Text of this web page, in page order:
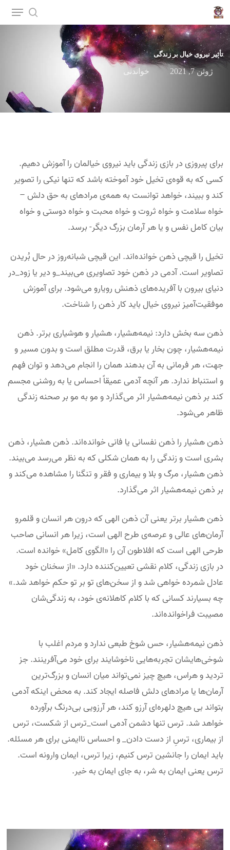
تأثیر نیروی خیال بر زندگی
ژوئن 7, 2021 خواندنی
برای پیروزی در بازی زندگی باید نیروی خیالمان را آموزش دهیم.
کسی که به قوه‎‌ی تخیل خود آموخته باشد که تنها نیکی را تصویر
کند و ببیند، خواهد توانست به همه‌ی مرادهای به حق دلش –
خواه سلامت و خواه ثروت و خواه محبت و خواه دوستی و خواه
بیان کامل نفس و یا هر آرمان بزرگ دیگر- برسد.
تخیل را قیچی ذهن خوانده‌اند. این قیچی شبانه‌روز در حال بُریدن
تصاویر است. آدمی در ذهن خود تصاویری می‌بیند_و دیر یا زود_در
دنیای بیرون با آفریده‌های ذهنش رویارو می‌شود. برای آموزش
موفقیت‌آمیز نیروی خیال باید کار ذهن را شناخت.
ذهن سه بخش دارد: نیمه‌هشیار، هشیار و هوشیاری برتر. ذهن
نیمه‌هشیار، چون بخار یا برق، قدرت مطلق است و بدون مسیر و
جهت، هر فرمانی به آن بدهند همان را انجام می‌دهد و توان فهم
و استنباط ندارد. هر آنچه آدمی عمیقاً احساس یا به روشنی مجسم
کند بر ذهن نیمه‌هشیار اثر می‌گذارد و مو به مو بر صحنه زندگی
ظاهر می‌شود.
ذهن هشیار را ذهن نفسانی یا فانی خوانده‌اند. ذهن هشیار، ذهن
بشری است و زندگی را به همان شکلی که به نظر می‌رسد می‌بیند.
ذهن هشیار، مرگ و بلا و بیماری و فقر و تنگنا را مشاهده می‌کند و
بر ذهن نیمه‌هشیار اثر می‌گذارد.
ذهن هشیار برتر یعنی آن ذهن الهی که درون هر انسان و قلمرو
آرمان‌های عالی و عرصه‌ی طرح الهی است، زیرا هر انسانی صاحب
طرحی الهی است که افلاطون آن را «الگوی کامل» خوانده است.
در بازی زندگی، کلام نقشی تعیین‌کننده دارد. «از سخنان خود
عادل شمرده خواهی شد و از سخن‌های تو بر تو حکم خواهد شد.»
چه بسیارند کسانی که با کلام کاهلانه‌ی خود، به زندگی‌شان
مصیبت فراخوانده‌اند.
ذهن نیمه‌هشیار، حس شوخ طبعی ندارد و مردم اغلب با
شوخی‌هایشان تجربه‌هایی ناخوشایند برای خود می‌آفرینند. جز
تردید و هراس، هیچ چیز نمی‌تواند میان انسان و بزرگ‌ترین
آرمان‌ها یا مرادهای دلش فاصله ایجاد کند. به محض اینکه آدمی
بتواند بی هیچ دلهره‌ای آرزو کند، هر آرزویی بی‌درنگ برآورده
خواهد شد. ترس تنها دشمن آدمی است_ترس از شکست، ترس
از بیماری، ترسِ از دست دادن_ و احساس ناایمنی برای هر مسئله.
باید ایمان را جانشین ترس کنیم، زیرا ترس، ایمان وارونه است.
ترس یعنی ایمان به شر، به جای ایمان به خیر.